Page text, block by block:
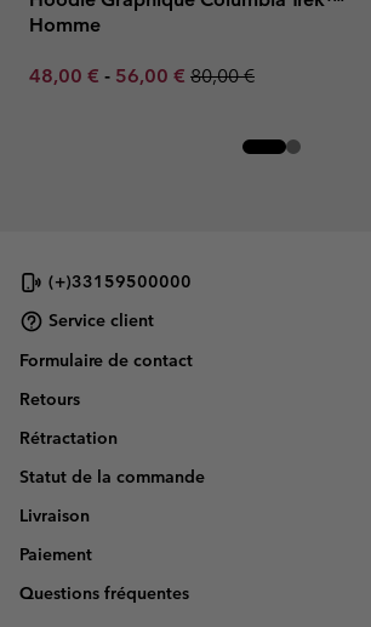
Homme
Minimum sale price:
48,00 € - Maximum sale price:
56,00 € Regular price:
80,00 €
(+)33159500000
Service client
Formulaire de contact
Retours
Rétractation
Statut de la commande
Livraison
Paiement
Questions fréquentes